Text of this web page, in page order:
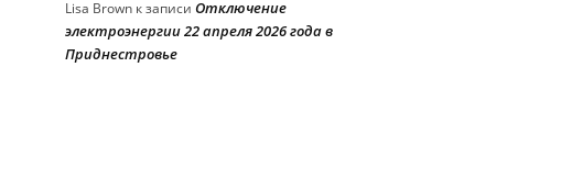
Lisa Brown к записи Отключение
электроэнергии 22 апреля 2026 года в
Приднестровье